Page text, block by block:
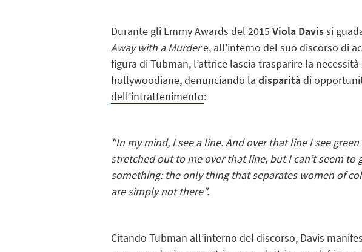
Durante gli Emmy Awards del 2015Viola Davissi
Away with a Murdere, all’interno del suo discorso di
figura di Tubman, l’attrice lascia trasparire la
hollywoodiane, denunciando ladisparitàdi
dell’intrattenimento:
"In my mind, I see a line. And over that line I see
stretched out to me over that line, but I can’t seem
something: the only thing that separates women of
are simply not there".
Citando Tubman all’interno del discorso, Davis